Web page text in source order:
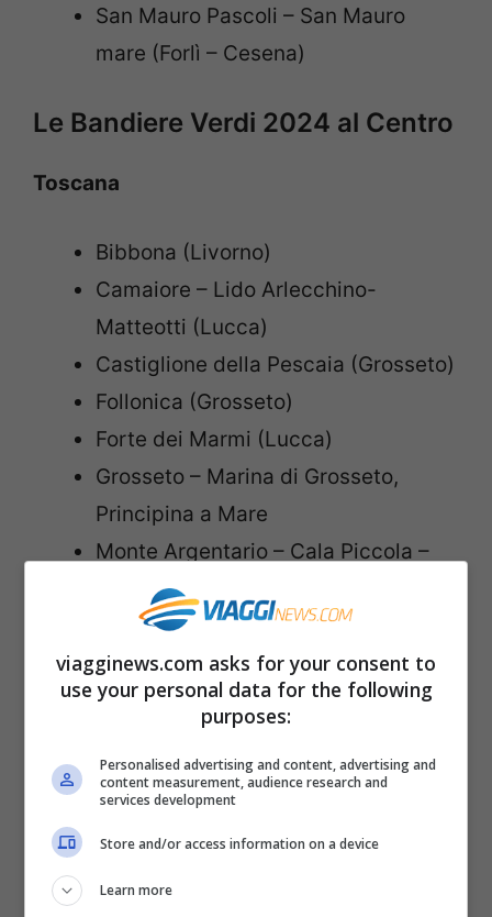
San Mauro Pascoli – San Mauro
mare (Forlì – Cesena)
Le Bandiere Verdi 2024 al Centro
Toscana
Bibbona (Livorno)
Camaiore – Lido Arlecchino-
Matteotti (Lucca)
Castiglione della Pescaia (Grosseto)
Follonica (Grosseto)
Forte dei Marmi (Lucca)
Grosseto – Marina di Grosseto,
Principina a Mare
Monte Argentario – Cala Piccola –
Porto Ercole (Le Viste) – Porto Santo
Stefano (Cantoniera – Moletto –
Caletta) – Santa Liberata (Bagni
Domiziano – Soda -Pozzarello)
Pietrasanta – Marina di Pietrasanta –
Tonfano – Focette (Lucca)
Pisa – Marina di Pisa – Calambrone –
Tirrenia (Pisa)
viagginews.com asks for your consent to
use your personal data for the following
purposes:
Personalised advertising and content, advertising and
content measurement, audience research and
services development
Store and/or access information on a device
Learn more